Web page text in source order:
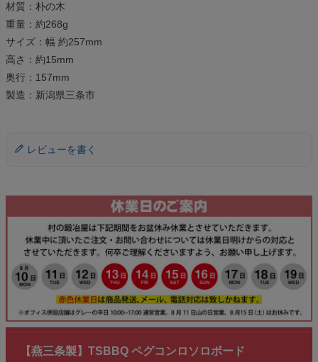
材質：朴の木
重量：約268g
サイズ：幅 約257mm
高さ：約15mm
奥行：157mm
製造：新潟県三条市
レビューを書く
【燕三条製】TSBBQ ペグコンロソロボード